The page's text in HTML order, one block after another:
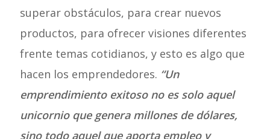
superar obstáculos, para crear nuevos
productos, para ofrecer visiones diferentes
frente temas cotidianos, y esto es algo que
hacen los emprendedores. “Un
emprendimiento exitoso no es solo aquel
unicornio que genera millones de dólares,
sino todo aquel que aporta empleo y